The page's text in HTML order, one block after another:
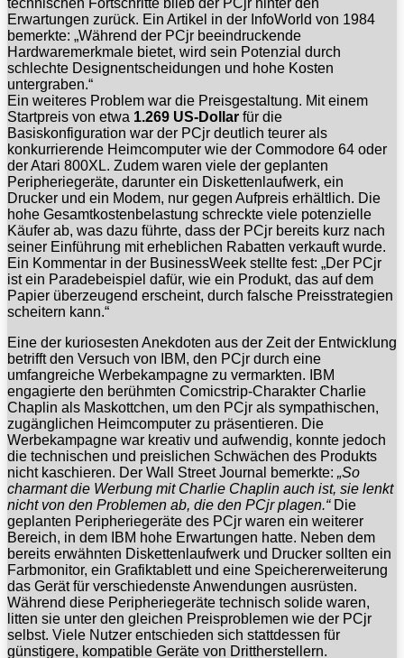
technischen Fortschritte blieb der PCjr hinter den
Erwartungen zurück. Ein Artikel in der InfoWorld von 1984
bemerkte: „Während der PCjr beeindruckende
Hardwaremerkmale bietet, wird sein Potenzial durch
schlechte Designentscheidungen und hohe Kosten
untergraben.“
Ein weiteres Problem war die Preisgestaltung. Mit einem
Startpreis von etwa 1.269 US-Dollar für die
Basiskonfiguration war der PCjr deutlich teurer als
konkurrierende Heimcomputer wie der Commodore 64 oder
der Atari 800XL. Zudem waren viele der geplanten
Peripheriegeräte, darunter ein Diskettenlaufwerk, ein
Drucker und ein Modem, nur gegen Aufpreis erhältlich. Die
hohe Gesamtkostenbelastung schreckte viele potenzielle
Käufer ab, was dazu führte, dass der PCjr bereits kurz nach
seiner Einführung mit erheblichen Rabatten verkauft wurde.
Ein Kommentar in der BusinessWeek stellte fest: „Der PCjr
ist ein Paradebeispiel dafür, wie ein Produkt, das auf dem
Papier überzeugend erscheint, durch falsche Preisstrategien
scheitern kann.“
Eine der kuriosesten Anekdoten aus der Zeit der Entwicklung
betrifft den Versuch von IBM, den PCjr durch eine
umfangreiche Werbekampagne zu vermarkten. IBM
engagierte den berühmten Comicstrip-Charakter Charlie
Chaplin als Maskottchen, um den PCjr als sympathischen,
zugänglichen Heimcomputer zu präsentieren. Die
Werbekampagne war kreativ und aufwendig, konnte jedoch
die technischen und preislichen Schwächen des Produkts
nicht kaschieren. Der Wall Street Journal bemerkte: „So
charmant die Werbung mit Charlie Chaplin auch ist, sie lenkt
nicht von den Problemen ab, die den PCjr plagen.“ Die
geplanten Peripheriegeräte des PCjr waren ein weiterer
Bereich, in dem IBM hohe Erwartungen hatte. Neben dem
bereits erwähnten Diskettenlaufwerk und Drucker sollten ein
Farbmonitor, ein Grafiktablett und eine Speichererweiterung
das Gerät für verschiedenste Anwendungen ausrüsten.
Während diese Peripheriegeräte technisch solide waren,
litten sie unter den gleichen Preisproblemen wie der PCjr
selbst. Viele Nutzer entschieden sich stattdessen für
günstigere, kompatible Geräte von Drittherstellern.